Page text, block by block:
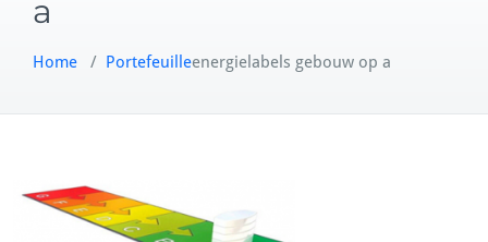
a
Home / Portefeuilleenergielabels gebouw op a